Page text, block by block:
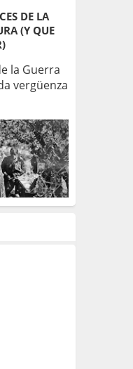
DE LA
(Y QUE
la Guerra
vergüenza